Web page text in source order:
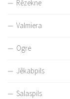
Rēzekne
Valmiera
Ogre
Jēkabpils
Salaspils